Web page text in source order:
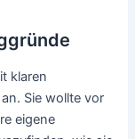
klaren
Sie wollte vor
eigene